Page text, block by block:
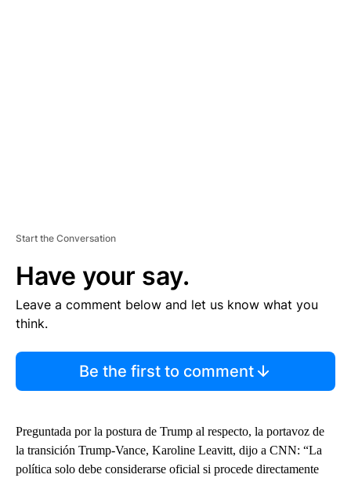
Start the Conversation
Have your say.
Leave a comment below and let us know what you
think.
Be the first to comment
Preguntada por la postura de Trump al respecto, la portavoz de
la transición Trump-Vance, Karoline Leavitt, dijo a CNN: “La
política solo debe considerarse oficial si procede directamente